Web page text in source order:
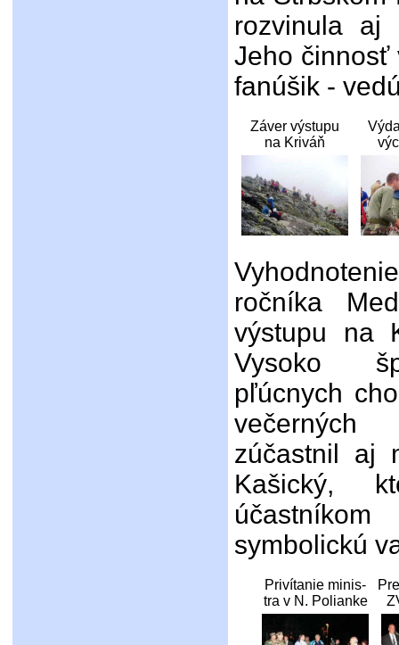
rozvinula aj
Jeho činnosť
fanúšik -
Záver výstupu
na Kriváň
ročníka
výstupu na
Vysoko
pľúcnych
zúčastnil aj
Kašický,
symbolickú
Privítanie minis-
tra v N. Polianke